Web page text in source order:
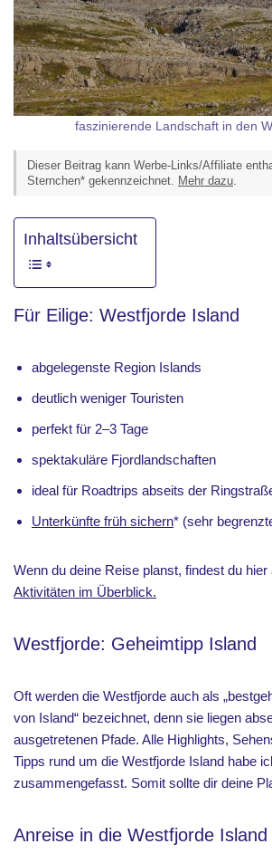
faszinierende Landschaft in den
Dieser Beitrag kann Werbe-Links/Affiliate
Sternchen* gekennzeichnet. Mehr dazu.
Inhaltsübersicht
Für Eilige: Westfjorde Island
abgelegenste Region Islands
deutlich weniger Touristen
perfekt für 2–3 Tage
spektakuläre Fjordlandschaften
ideal für Roadtrips abseits der
Unterkünfte früh sichern* (sehr
Wenn du deine Reise planst, findest du hier
Aktivitäten im Überblick.
Westfjorde: Geheimtipp Island
Oft werden die Westfjorde auch als
von Island“ bezeichnet, denn sie liegen
ausgetretenen Pfade. Alle Highlights,
Tipps rund um die Westfjorde Island habe
zusammengefasst. Somit sollte dir deine
Anreise in die Westfjorde Island